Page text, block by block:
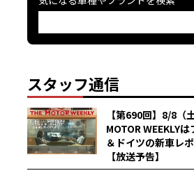
スタッフ通信
【第690回】8/8（
MOTOR WEEKLY
＆ドイツの新車レ
【放送予告】